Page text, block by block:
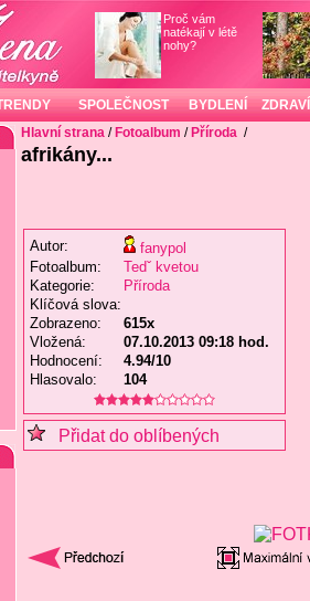
Proč vám
natékají v létě
nohy?
SPOLEČNOST BYDLENÍ ZDRAVÍ
Hlavní strana / Fotoalbum / Příroda /
afrikány...
Autor:
fanypol
Fotoalbum:
Tedˇ kvetou
Kategorie:
Příroda
Klíčová slova:
Zobrazeno:
615x
Vložená:
07.10.2013 09:18 hod.
Hodnocení:
4.94/10
Hlasovalo:
104
Přidat do oblíbených